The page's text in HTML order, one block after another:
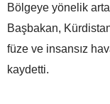
Bölgeye yönelik
Başbakan,
füze ve insansız
kaydetti.